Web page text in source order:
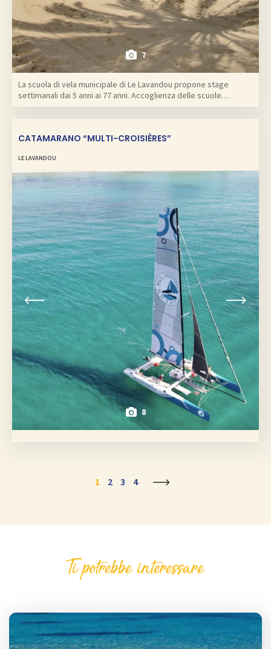
7
La scuola di vela municipale di Le Lavandou propone stage
settimanali dai 5 anni ai 77 anni. Accoglienza delle scuole…
CATAMARANO “MULTI-CROISIÈRES”
LE LAVANDOU
8
1 2 3 4
Ti potrebbe interessare